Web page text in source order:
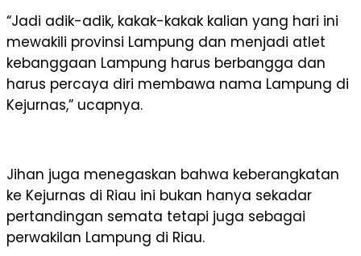
“Jadi adik-adik, kakak-kakak kalian yang hari ini
mewakili provinsi Lampung dan menjadi atlet
kebanggaan Lampung harus berbangga dan
harus percaya diri membawa nama Lampung di
Kejurnas,” ucapnya.
Jihan juga menegaskan bahwa keberangkatan
ke Kejurnas di Riau ini bukan hanya sekadar
pertandingan semata tetapi juga sebagai
perwakilan Lampung di Riau.